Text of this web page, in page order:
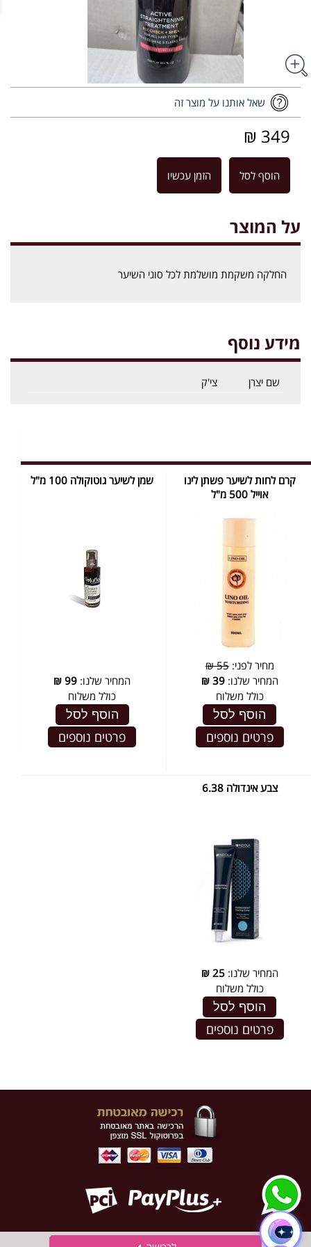
שאל אותנו על מוצר זה
349 ₪
הוסף לסל הזמן עכשיו
על המוצר
החלקה משקמת מושלמת לכל סוגי השיער
מידע נוסף
שם יצרן צי'ק
קרם לחות לשיער פשתן לינו
אוייל 500 מ"ל
מחיר לפני:55 ₪
המחיר שלנו:39
₪
כולל משלוח
הוסף לסל
פרטים נוספים
שמן לשיער גוטוקולה 100 מ"ל
המחיר שלנו: 99
₪
כולל משלוח
הוסף לסל
פרטים נוספים
צבע אינדולה 6.38
המחיר שלנו:25
₪
כולל משלוח
הוסף לסל
פרטים נוספים